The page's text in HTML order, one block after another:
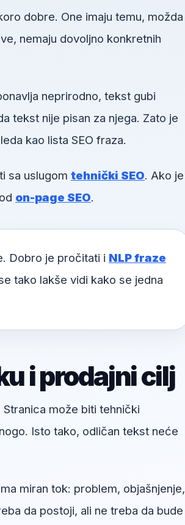
dobre. One imaju temu, možda
nemaju dovoljno konkretnih
neprirodno, tekst gubi
tekst nije pisan za njega. Zato je
kao lista SEO fraza.
sa uslugom tehnički SEO. Ako je
on-page SEO.
Dobro je pročitati i NLP fraze
tako lakše vidi kako se jedna
i prodajni cilj
može biti tehnički
Isto tako, odličan tekst neće
miran tok: problem, objašnjenje,
da postoji, ali ne treba da bude